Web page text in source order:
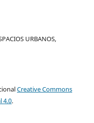
URBANOS,
Creative Commons
4.0.